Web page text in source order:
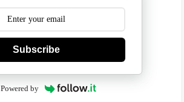
Subscribe
Powered by